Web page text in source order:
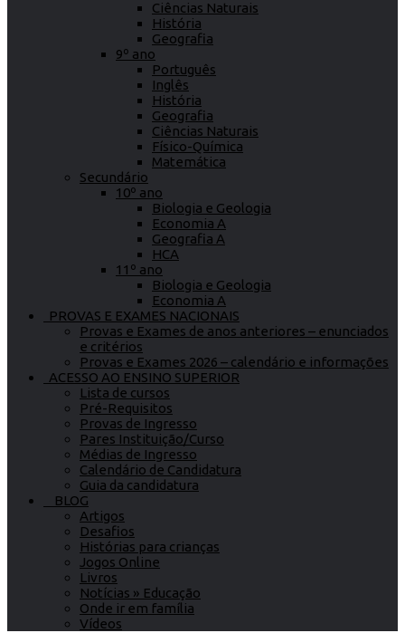
Ciências Naturais
História
Geografia
9º ano
Português
Inglês
História
Geografia
Ciências Naturais
Físico-Química
Matemática
Secundário
10º ano
Biologia e Geologia
Economia A
Geografia A
HCA
11º ano
Biologia e Geologia
Economia A
PROVAS E EXAMES NACIONAIS
Provas e Exames de anos anteriores – enunciados
e critérios
Provas e Exames 2026 – calendário e informações
ACESSO AO ENSINO SUPERIOR
Lista de cursos
Pré-Requisitos
Provas de Ingresso
Pares Instituição/Curso
Médias de Ingresso
Calendário de Candidatura
Guia da candidatura
BLOG
Artigos
Desafios
Histórias para crianças
Jogos Online
Livros
Notícias » Educação
Onde ir em família
Vídeos